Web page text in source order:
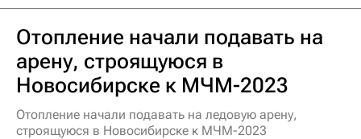
Отопление начали подавать на
арену, строящуюся в
Новосибирске к МЧМ-2023
Отопление начали подавать на ледовую арену,
строящуюся в Новосибирске к МЧМ-2023